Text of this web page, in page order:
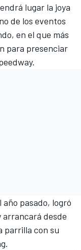
lugar la joya
de los eventos
en el que más
para presenciar
año pasado, logró
arrancará desde
parrilla con su
.